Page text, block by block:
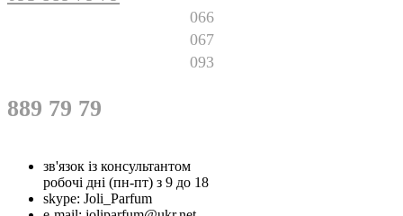
066
067
093
889 79 79
зв'язок із консультантом
робочі дні (пн-пт) з 9 до 18
skype: Joli_Parfum